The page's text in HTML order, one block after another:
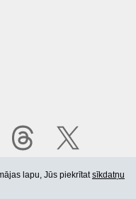
lapu, Jūs piekrītatsīkdatņu